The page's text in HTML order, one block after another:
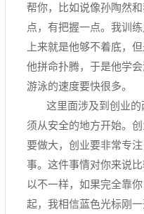
帮你，比如说像孙陶然
点，有把握一点。我训
上来就是他够不着底，
他拼命扑腾，于是他学
游泳的速度要快很多。
这里面涉及到创业
须从安全的地方开始。
要做大，创业要非常专
事。这件事情对你来说
以不一样，如果完全靠
起，我相信蓝色光标刚